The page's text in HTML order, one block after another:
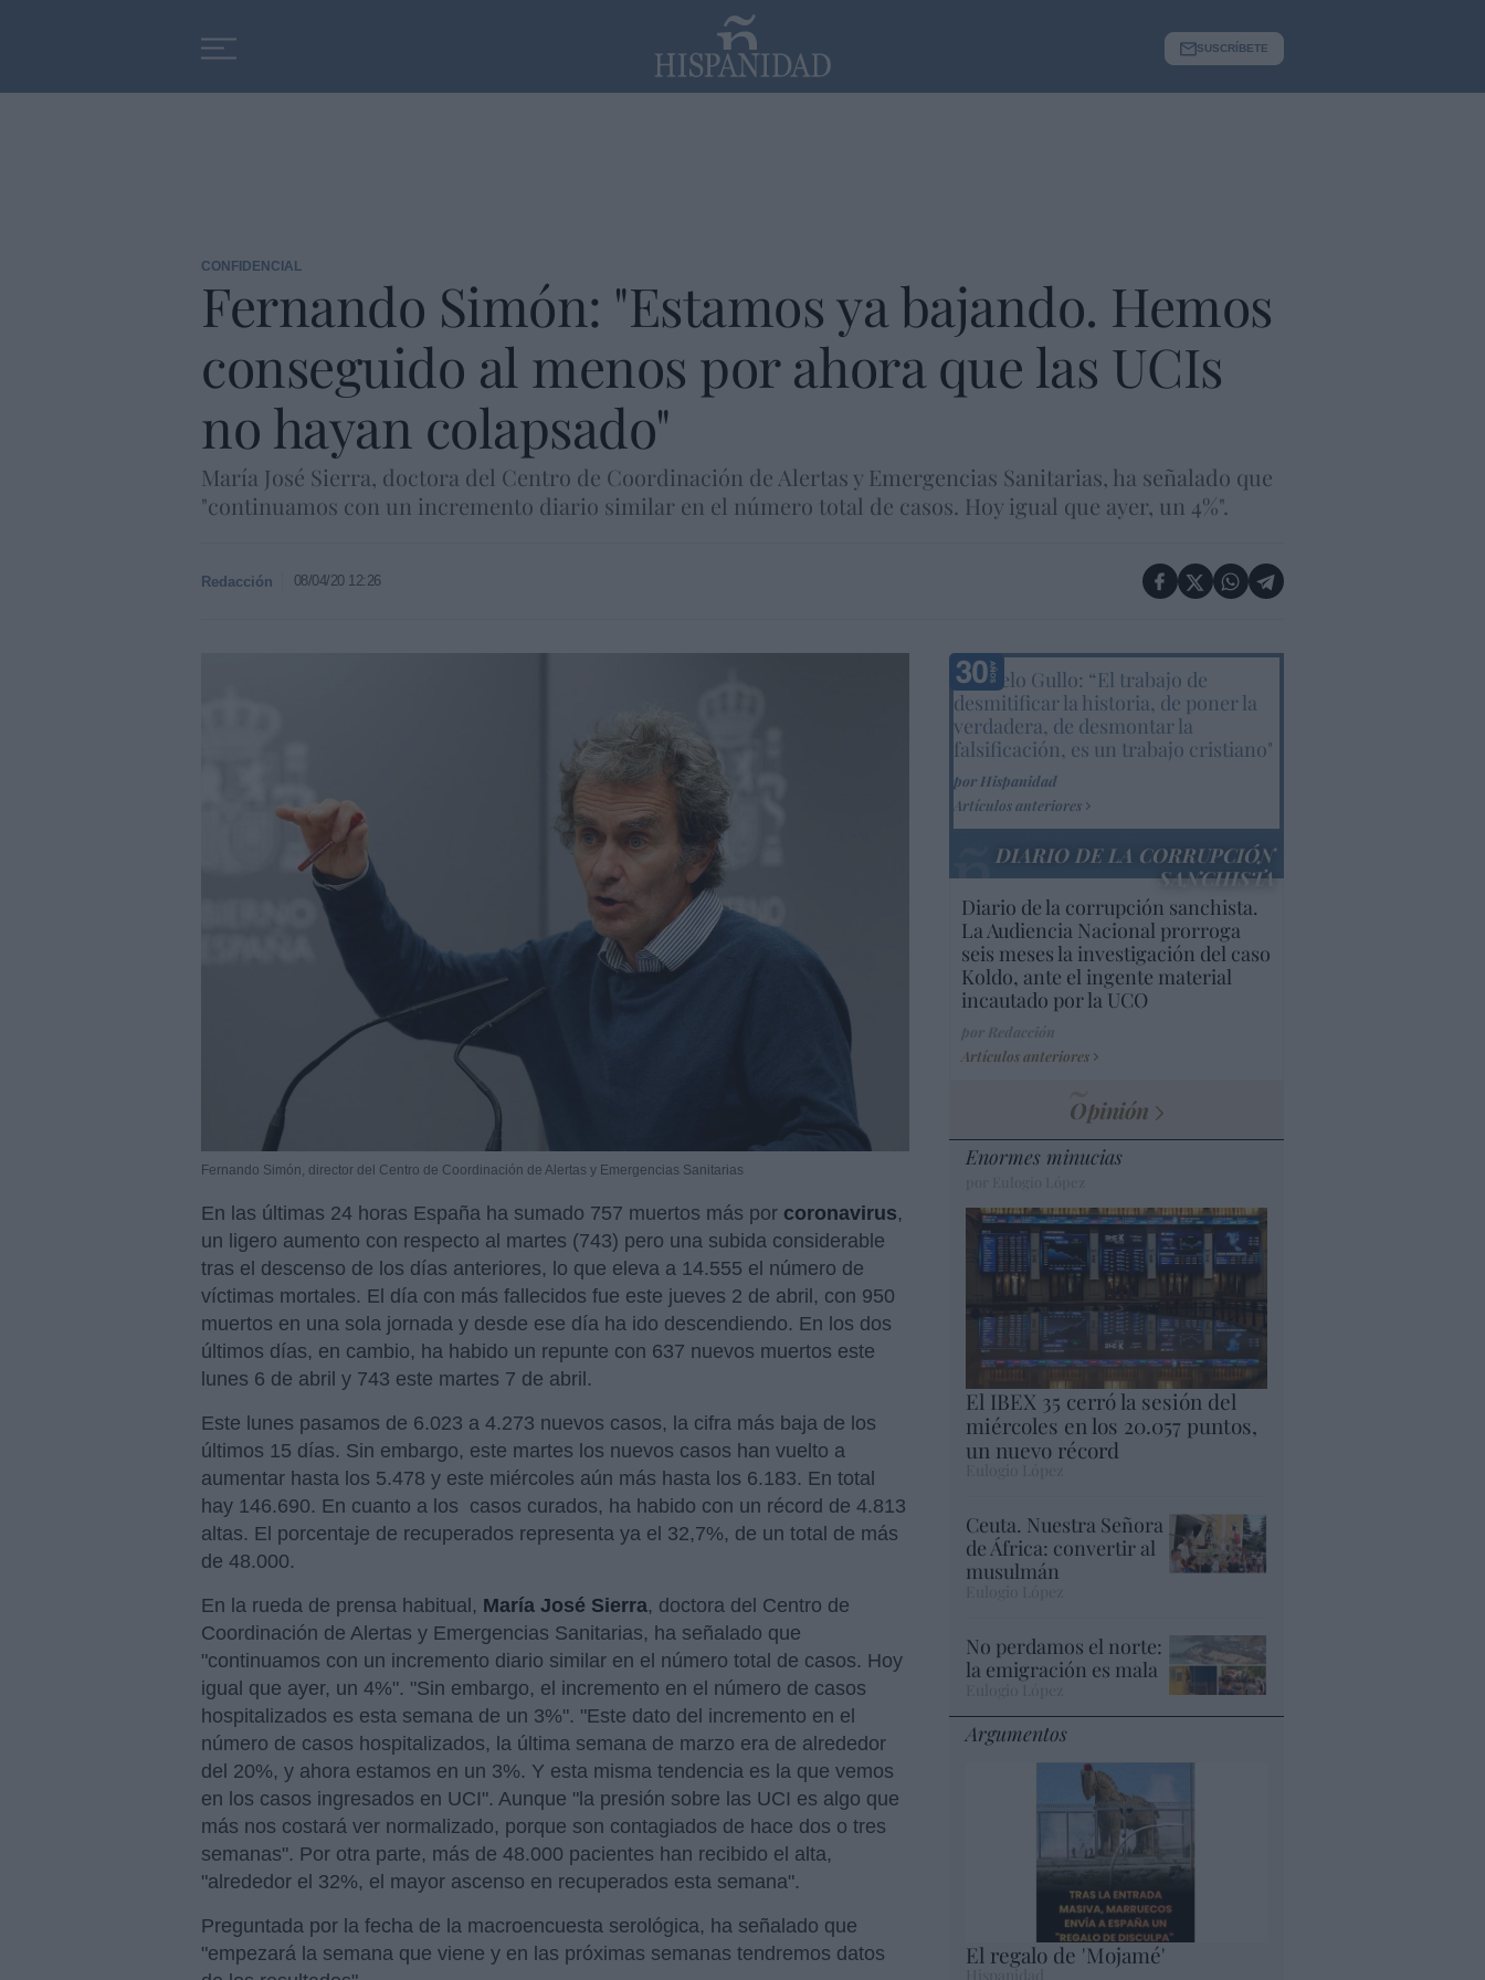
SUSCRÍBETE
CONFIDENCIAL
Fernando Simón: "Estamos ya bajando. Hemos
conseguido al menos por ahora que las UCIs
no hayan colapsado"
María José Sierra, doctora del Centro de Coordinación de Alertas y Emergencias Sanitarias, ha señalado que
"continuamos con un incremento diario similar en el número total de casos. Hoy igual que ayer, un 4%".
Redacción 08/04/20 12:26
Fernando Simón, director del Centro de Coordinación de Alertas y Emergencias Sanitarias
En las últimas 24 horas España ha sumado 757 muertos más por coronavirus,
un ligero aumento con respecto al martes (743) pero una subida considerable
tras el descenso de los días anteriores, lo que eleva a 14.555 el número de
víctimas mortales. El día con más fallecidos fue este jueves 2 de abril, con 950
muertos en una sola jornada y desde ese día ha ido descendiendo. En los dos
últimos días, en cambio, ha habido un repunte con 637 nuevos muertos este
lunes 6 de abril y 743 este martes 7 de abril.
Este lunes pasamos de 6.023 a 4.273 nuevos casos, la cifra más baja de los
últimos 15 días. Sin embargo, este martes los nuevos casos han vuelto a
aumentar hasta los 5.478 y este miércoles aún más hasta los 6.183. En total
hay 146.690. En cuanto a los casos curados, ha habido con un récord de 4.813
altas. El porcentaje de recuperados representa ya el 32,7%, de un total de más
de 48.000.
En la rueda de prensa habitual, María José Sierra, doctora del Centro de
Coordinación de Alertas y Emergencias Sanitarias, ha señalado que
"continuamos con un incremento diario similar en el número total de casos. Hoy
igual que ayer, un 4%". "Sin embargo, el incremento en el número de casos
hospitalizados es esta semana de un 3%". "Este dato del incremento en el
número de casos hospitalizados, la última semana de marzo era de alrededor
del 20%, y ahora estamos en un 3%. Y esta misma tendencia es la que vemos
en los casos ingresados en UCI". Aunque "la presión sobre las UCI es algo que
más nos costará ver normalizado, porque son contagiados de hace dos o tres
semanas". Por otra parte, más de 48.000 pacientes han recibido el alta,
"alrededor el 32%, el mayor ascenso en recuperados esta semana".
Preguntada por la fecha de la macroencuesta serológica, ha señalado que
"empezará la semana que viene y en las próximas semanas tendremos datos
Marcelo Gullo: “El trabajo de
desmitificar la historia, de poner la
verdadera, de desmontar la
falsificación, es un trabajo cristiano"
por Hispanidad
Artículos anteriores
DIARIO DE LA CORRUPCIÓN
SANCHISTA
Diario de la corrupción sanchista.
La Audiencia Nacional prorroga
seis meses la investigación del caso
Koldo, ante el ingente material
incautado por la UCO
Artículos anteriores
Opinión
Enormes minucias
El IBEX 35 cerró la sesión del
miércoles en los 20.057 puntos,
un nuevo récord
Ceuta. Nuestra Señora
de África: convertir al
musulmán
No perdamos el norte:
la emigración es mala
Argumentos
El regalo de 'Mojamé'